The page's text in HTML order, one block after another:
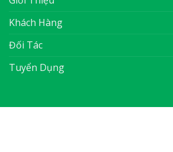
Khách Hàng
Đối Tác
Tuyển Dụng